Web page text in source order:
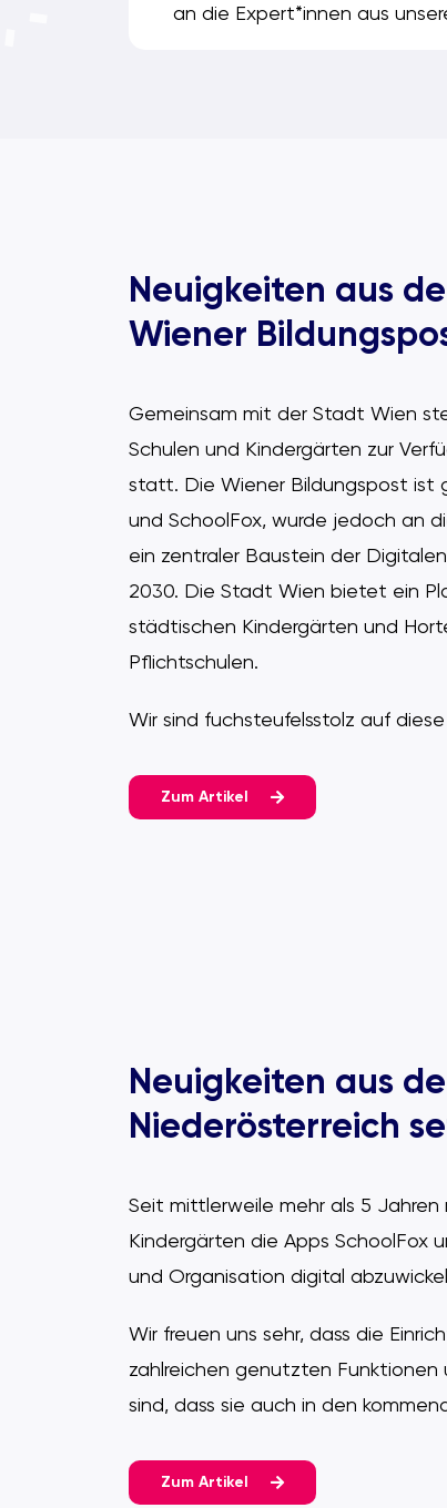
an die Expert*innen aus
Neuigkeiten aus
Wiener
Gemeinsam mit der Stadt Wien
Schulen und Kindergärten zur
statt. Die Wiener Bildungspost ist
und SchoolFox, wurde jedoch an
ein zentraler Baustein der
2030. Die Stadt Wien bietet ein
städtischen Kindergärten und
Pflichtschulen.
Wir sind fuchsteufelsstolz auf
Zum Artikel
Neuigkeiten aus
Niederösterreich
Seit mittlerweile mehr als 5
Kindergärten die Apps SchoolFox
und Organisation digital
Wir freuen uns sehr, dass die
zahlreichen genutzten
sind, dass sie auch in den
Zum Artikel